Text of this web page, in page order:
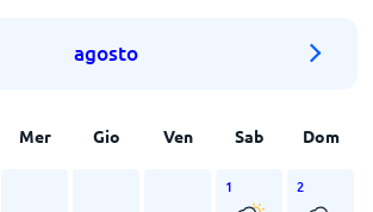
agosto
Mer Gio Ven Sab Dom
1 2